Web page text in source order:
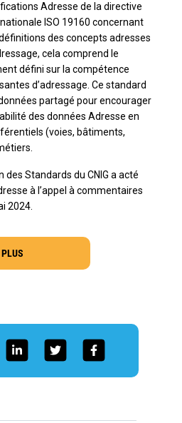
Adresse de la directive
ISO 19160 concernant
des concepts adresses
cela comprend le
défini sur la compétence
d’adressage. Ce standard
partagé pour encourager
des données Adresse en
(voies, bâtiments,
des Standards du CNIG a acté
à l’appel à commentaires
2024.